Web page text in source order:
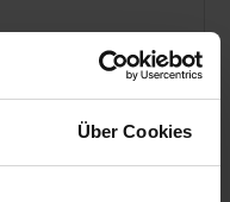
Über Cookies
au frais pendant 18 h